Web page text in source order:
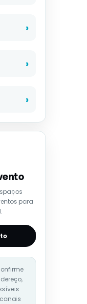
para